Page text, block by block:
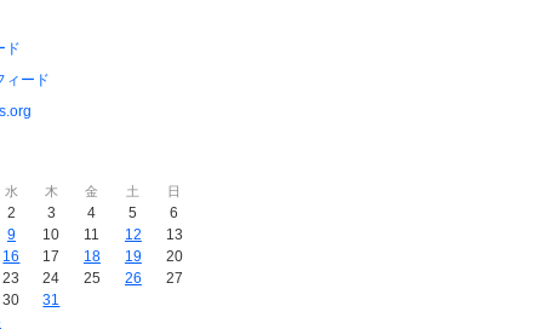
ド
ィード
水 木 金 土 日
2 3 4 5
6
9 10 11 12
13
16 17 18 19
20
23 24 25 26
27
30
31